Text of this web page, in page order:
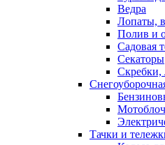
Ведра
Лопаты,
Полив и
Садовая
Секаторы
Скребки,
Тачки и